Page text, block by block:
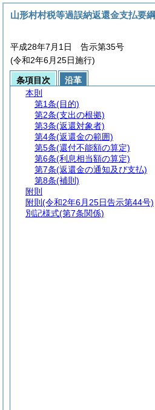
山形村村税等過誤納返還金支払要綱
平成28年7月1日 告示第35号
(令和2年6月25日施行)
条項目次
沿革
本則
第1条(目的)
第2条(支出の根拠)
第3条(返還対象者)
第4条(返還金の範囲)
第5条(還付不能額の算定)
第6条(利息相当額の算定)
第7条(返還金の通知及び支払)
第8条(補則)
附則
附則 (令和2年6月25日告示第44号)
別記様式(第7条関係)